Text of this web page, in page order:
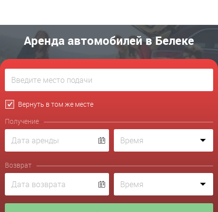
Аренда автомобилей в Белеке
Вернуть в том же месте
Получение
Возврат